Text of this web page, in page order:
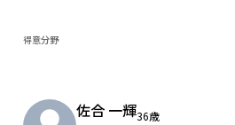
得意分野
佐合 一輝36歳